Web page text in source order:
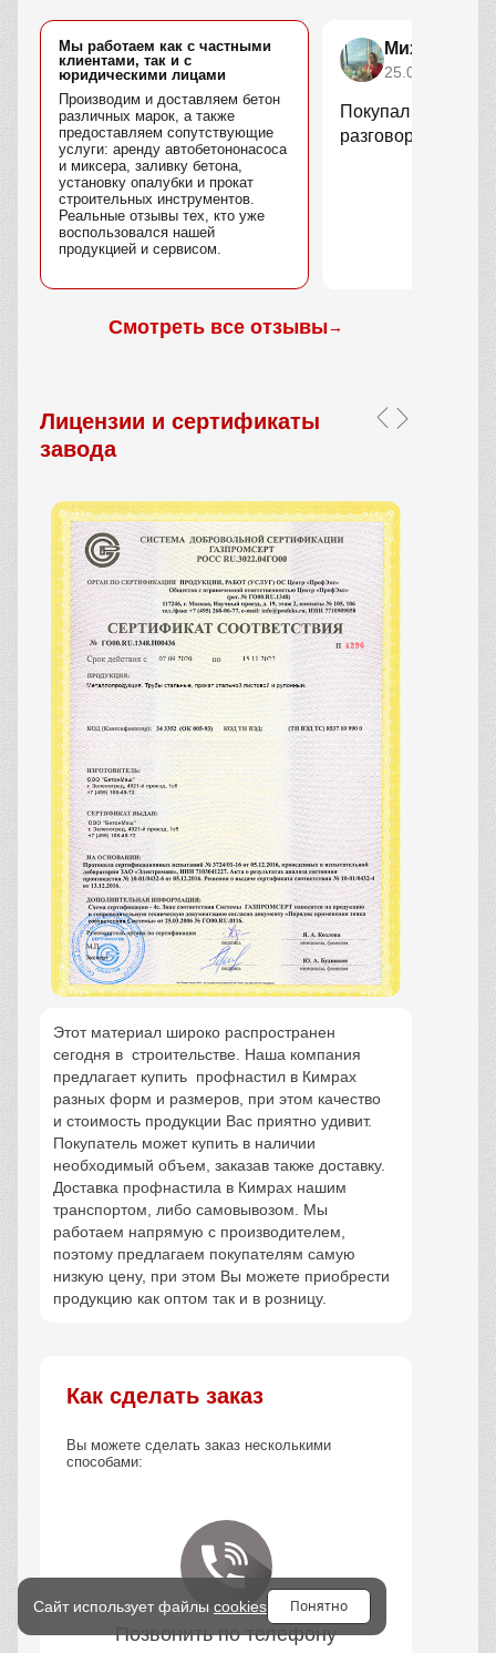
Мы работаем как с частными
клиентами, так и с
юридическими лицами
Производим и доставляем бетон
различных марок, а также
предоставляем сопутствующие
услуги: аренду автобетононасоса
и миксера, заливку бетона,
установку опалубки и прокат
строительных инструментов.
Реальные отзывы тех, кто уже
воспользовался нашей
продукцией и сервисом.
Михаил
25.07.2025
Покупал
разговоров
Смотреть все отзывы→
Лицензии и сертификаты
завода
Этот материал широко распространен
сегодня в строительстве. Наша компания
предлагает купить профнастил в Кимрах
разных форм и размеров, при этом качество
и стоимость продукции Вас приятно удивит.
Покупатель может купить в наличии
необходимый объем, заказав также доставку.
Доставка профнастила в Кимрах нашим
транспортом, либо самовывозом. Мы
работаем напрямую с производителем,
поэтому предлагаем покупателям самую
низкую цену, при этом Вы можете приобрести
продукцию как оптом так и в розницу.
Как сделать заказ
Вы можете сделать заказ несколькими
способами:
Позвонить по телефону
Сайт использует файлы cookies Понятно